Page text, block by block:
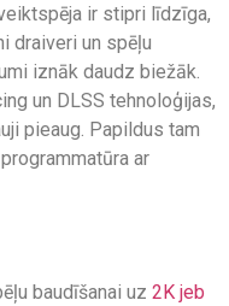
ir stipri līdzīga,
draiveri un spēļu
iznāk daudz biežāk.
un DLSS tehnoloģijas,
pieaug. Papildus tam
ar
baudīšanai uz 2K jeb